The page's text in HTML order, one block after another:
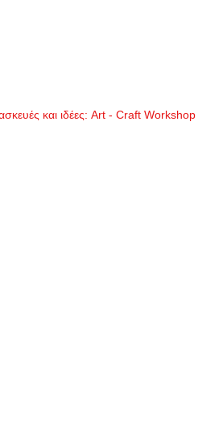
και ιδέες: Art - Craft Workshop